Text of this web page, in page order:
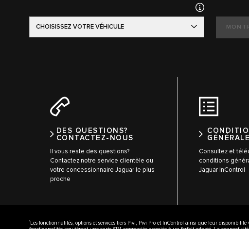
CHOISISSEZ VOTRE VÉHICULE
DES QUESTIONS?
CONTACTEZ-NOUS
Il vous reste des questions?
Contactez notre service clientèle ou
votre concessionnaire Jaguar le plus
proche
Consultez et
conditions
Jaguar InControl
1
Les fonctionnalités, options et services tiers Pivi, Pivi Pro et InControl ainsi que leur